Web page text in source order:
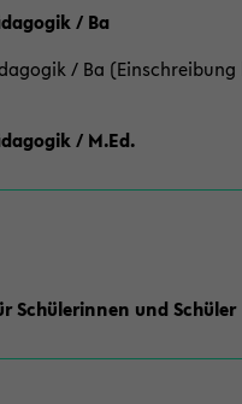
/ Ba
/ Ba (Einschreibung
/ M.Ed.
Schülerinnen und Schüler